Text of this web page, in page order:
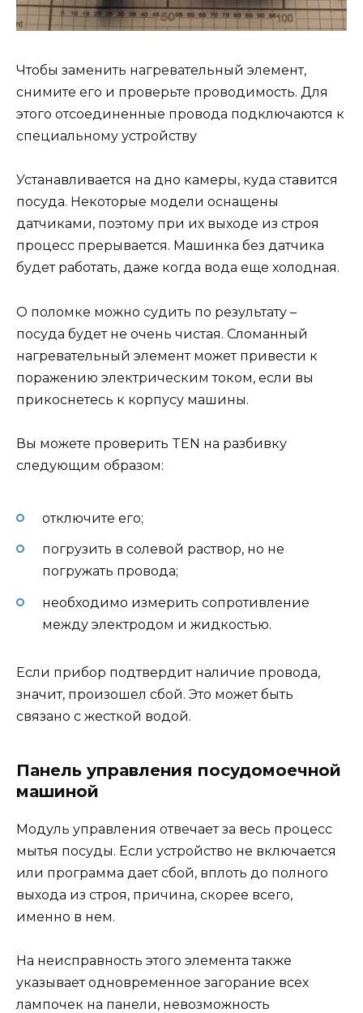
Чтобы заменить нагревательный элемент,
снимите его и проверьте проводимость. Для
этого отсоединенные провода подключаются к
специальному устройству
Устанавливается на дно камеры, куда ставится
посуда. Некоторые модели оснащены
датчиками, поэтому при их выходе из строя
процесс прерывается. Машинка без датчика
будет работать, даже когда вода еще холодная.
О поломке можно судить по результату –
посуда будет не очень чистая. Сломанный
нагревательный элемент может привести к
поражению электрическим током, если вы
прикоснетесь к корпусу машины.
Вы можете проверить TEN на разбивку
следующим образом:
отключите его;
погрузить в солевой раствор, но не
погружать провода;
необходимо измерить сопротивление
между электродом и жидкостью.
Если прибор подтвердит наличие провода,
значит, произошел сбой. Это может быть
связано с жесткой водой.
Панель управления посудомоечной
машиной
Модуль управления отвечает за весь процесс
мытья посуды. Если устройство не включается
или программа дает сбой, вплоть до полного
выхода из строя, причина, скорее всего,
именно в нем.
На неисправность этого элемента также
указывает одновременное загорание всех
лампочек на панели, невозможность